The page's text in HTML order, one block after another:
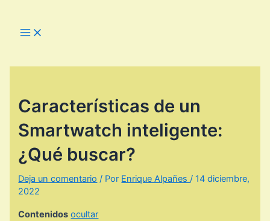
Main
Menu
Características de un
Smartwatch inteligente:
¿Qué buscar?
Deja un comentario / Por Enrique Alpañes/14 diciembre,
2022
Contenidos ocultar